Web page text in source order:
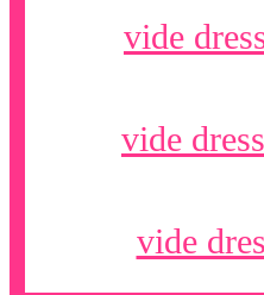
vide
vide
vide